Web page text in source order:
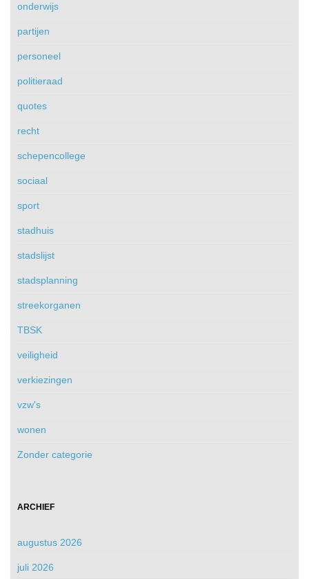
onderwijs
partijen
personeel
politieraad
quotes
recht
schepencollege
sociaal
sport
stadhuis
stadslijst
stadsplanning
streekorganen
TBSK
veiligheid
verkiezingen
vzw's
wonen
Zonder categorie
ARCHIEF
augustus 2026
juli 2026